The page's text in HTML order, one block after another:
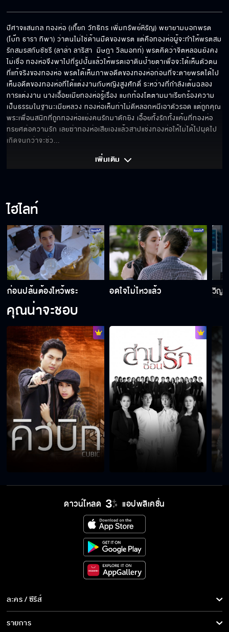
ปีศาจแสนกล ทองห่อ (เกี๊ยก วัทธิกร เพิ่มทรัพย์หิรัญ) พยายามบอกพรต
(โบ๊ท ธารา ทิพา) ว่าตนไม่ใช่ด้านมืดของพรต แต่คือทองห่อผู้จะทำให้พรตสม
รักสมรสกับชัชรี (ลาล่า ลาริสา  มิษฎา วิลมอทท์) พรตคิดว่าจิตหลอนยังคง
ไม่เชื่อ ทองห่อจึงพาไปที่รูปปั้นแล้วให้พรตเอาดินป้ายตาเพื่อจะได้เห็นตัวตน
ที่แท้จริงของทองห่อ พรตได้เห็นภาพอดีตของทองห่อก่อนที่จะตายพรตได้ไป
เห็นอดีตของทองห่อที่ได้แต่งงานกับหญิงสูงศักดิ์ ระหว่างที่กำลังเต้นฉลอง
การแต่งงาน นางเอื้อยเมียทองห่อรู้เรื่อง แบกท้องโตตามมาเรียกร้องความ
เป็นธรรมในฐานะเมียหลวง ทองห่อเห็นท่าไม่ดีหลอกหนีเอาตัวรอด แต่ถูกคุณ
พระเพื่อนสนิทที่ถูกทองห่อแย่งคนรักมาดักยิง เอื้อยทั้งรักทั้งแค้นที่ทองห่อ
ทรยศต่อความรัก เลยฆ่าทองห่อเสียเองแล้วสาปแช่งทองห่อให้ไม่ได้ไปผุดไป
เกิดจนกว่าจะช่ว...
เพิ่มเติม
ไฮไลท์
ก่อนปล้นต้องไหว้พระ อดใจไม่ไหวแล้ว วิญ
คุณน่าจะชอบ
ดาวน์โหลด แอปพลิเคชั่น
ละคร / ซีรีส์
ละคร/ซีรีส์
รายการ